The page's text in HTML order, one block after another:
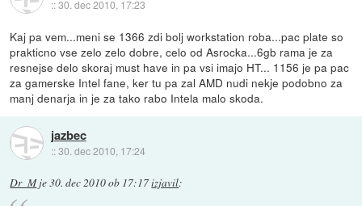
::30. dec 2010, 17:23
Kaj pa vem...meni se 1366 zdi bolj workstation roba...pac plate so
prakticno vse zelo zelo dobre, celo od Asrocka...6gb rama je za
resnejse delo skoraj must have in pa vsi imajo HT... 1156 je pa pac
za gamerske Intel fane, ker tu pa zal AMD nudi nekje podobno za
manj denarja in je za tako rabo Intela malo skoda.
jazbec
::30. dec 2010, 17:24
Dr_Mje30. dec 2010 ob 17:17izjavil: